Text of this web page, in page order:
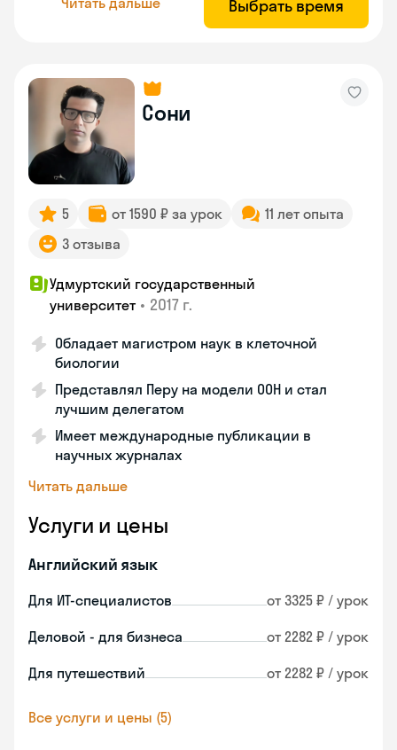
Выбрать время
Сони
5 от 1590 ₽ за урок
11 лет опыта
3 отзыва
Удмуртский государственный
университет • 2017 г.
Обладает магистром наук в клеточной
биологии
Представлял Перу на модели ООН и стал
лучшим делегатом
Имеет международные публикации в
научных журналах
Читать дальше
Услуги и цены
Английский язык
Для ИТ-специалистов от 3325 ₽ / урок
Деловой - для бизнеса от 2282 ₽ / урок
Для путешествий от 2282 ₽ / урок
Все услуги и цены (5)